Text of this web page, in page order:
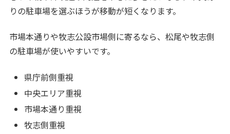
りの駐車場を選ぶほうが移動が短くなります。
市場本通りや牧志公設市場側に寄るなら、松尾や牧志側
の駐車場が使いやすいです。
県庁前側重視
中央エリア重視
市場本通り重視
牧志側重視